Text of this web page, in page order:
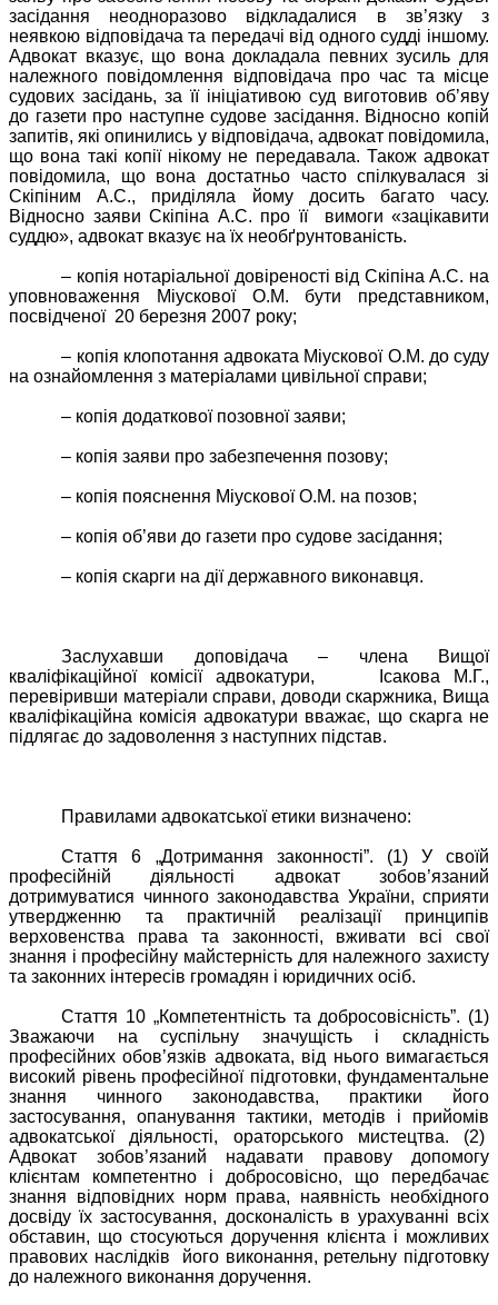
засідання неодноразово відкладалися в зв’язку з
неявкою відповідача та передачі від одного судді іншому.
Адвокат вказує, що вона докладала певних зусиль для
належного повідомлення відповідача про час та місце
судових засідань, за її ініціативою суд виготовив об’яву
до газети про наступне судове засідання. Відносно копій
запитів, які опинились у відповідача, адвокат повідомила,
що вона такі копії нікому не передавала. Також адвокат
повідомила, що вона достатньо часто спілкувалася зі
Скіпіним А.С., приділяла йому досить багато часу.
Відносно заяви Скіпіна А.С. про її
вимоги «зацікавити
суддю», адвокат вказує на їх необґрунтованість.
– копія нотаріальної довіреності від Скіпіна А.С. на
уповноваження Міускової О.М. бути представником,
посвідченої 20 березня 2007 року;
– копія клопотання адвоката Міускової О.М. до суду
на ознайомлення з матеріалами цивільної справи;
– копія додаткової позовної заяви;
– копія заяви про забезпечення позову;
– копія пояснення Міускової О.М. на позов;
– копія об’яви до газети про судове засідання;
– копія скарги на дії державного виконавця.
Заслухавши доповідача – члена Вищої
кваліфікаційної комісії адвокатури,
Ісакова М.Г.,
перевіривши матеріали справи, доводи скаржника, Вища
кваліфікаційна комісія адвокатури вважає, що скарга не
підлягає до задоволення з наступних підстав.
Правилами адвокатської етики визначено:
Стаття 6 „Дотримання законності”. (1) У своїй
професійній діяльності адвокат зобов’язаний
дотримуватися чинного законодавства України, сприяти
утвердженню та практичній реалізації принципів
верховенства права та законності, вживати всі свої
знання і професійну майстерність для належного захисту
та законних інтересів громадян і юридичних осіб.
Стаття 10 „Компетентність та добросовісність”. (1)
Зважаючи на суспільну значущість і складність
професійних обов’язків адвоката, від нього вимагається
високий рівень професійної підготовки, фундаментальне
знання чинного законодавства, практики його
застосування, опанування тактики, методів і прийомів
адвокатської діяльності, ораторського мистецтва. (2)
Адвокат зобов’язаний надавати правову допомогу
клієнтам компетентно і добросовісно, що передбачає
знання відповідних норм права, наявність необхідного
досвіду їх застосування, досконалість в урахуванні всіх
обставин, що стосуються доручення клієнта і можливих
правових наслідків
його виконання, ретельну підготовку
до належного виконання доручення.